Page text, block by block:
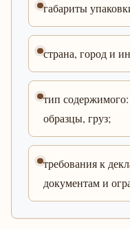
габариты
страна, город и
тип
образцы, груз;
требования к
документам и